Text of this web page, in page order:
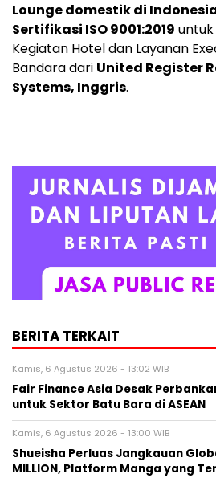
Lounge domestik di
Sertifikasi ISO 9001:2019
Kegiatan Hotel dan Layanan
Bandara dari United Register
Systems, Inggris.
BERITA TERKAIT
Kamis, 6 Agustus 2026 - 13:02 WIB
Fair Finance Asia Desak
untuk Sektor Batu Bara di ASEAN
Kamis, 6 Agustus 2026 - 13:00 WIB
Shueisha Perluas Jangkauan
MILLION, Platform Manga yang